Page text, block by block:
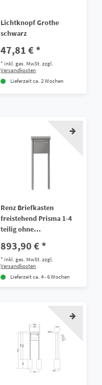
Lichtknopf Grothe
schwarz
47,81 € *
*inkl. ges. MwSt. zzgl.
Versandkosten
Lieferzeit ca. 2 Wochen
Renz Briefkasten
freistehend Prisma 1-4
teilig ohne
Stahl
893,90 € *
*inkl. ges. MwSt. zzgl.
Versandkosten
Lieferzeit ca. 4 - 6 Wochen